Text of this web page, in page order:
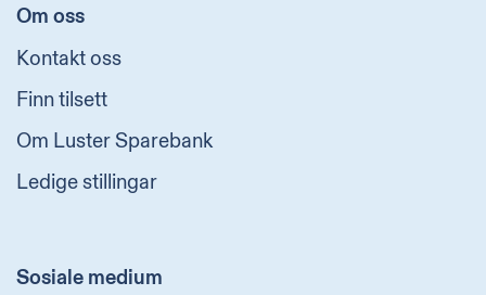
Om oss
Kontakt oss
Finn tilsett
Om Luster Sparebank
Ledige stillingar
Sosiale medium